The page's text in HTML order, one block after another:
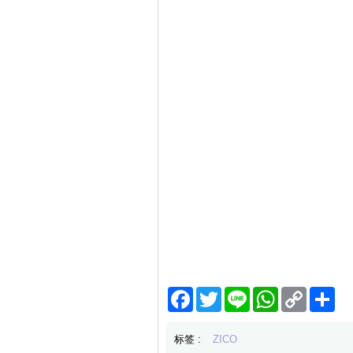
Facebook
TwitterLine WhatsApp
Copy
Link
分
标签 : ZICO